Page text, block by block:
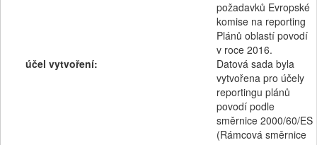
požadavků Evropské
komise na reporting
Plánů oblastí povodí
v roce 2016.
účel vytvoření:
Datová sada byla
vytvořena pro účely
reportingu plánů
povodí podle
směrnice 2000/60/ES
(Rámcová směrnice